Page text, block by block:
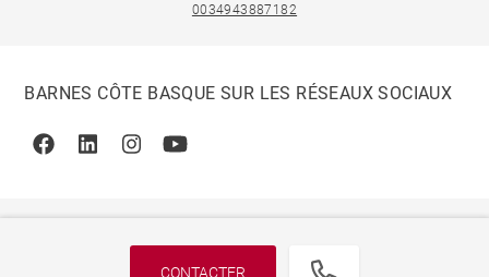
CONTACTER
0034943887182
BARNES CÔTE BASQUE SUR LES RÉSEAUX SOCIAUX
FacebookLinkedinInstagramYoutube